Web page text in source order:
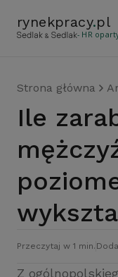
rynekpracy.pl
- HR
Strona główna
Ile zarabiają kobiety i
Przeczytaj w 1 min.
Z